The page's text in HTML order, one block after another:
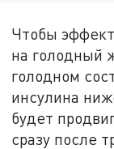
Чтобы
на голодный
голодном
инсулина
будет
сразу после